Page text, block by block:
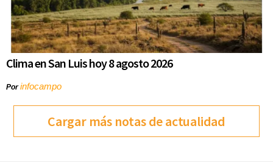
Clima en San Luis hoy 8 agosto 2026
Porinfocampo
Cargar más notas de actualidad